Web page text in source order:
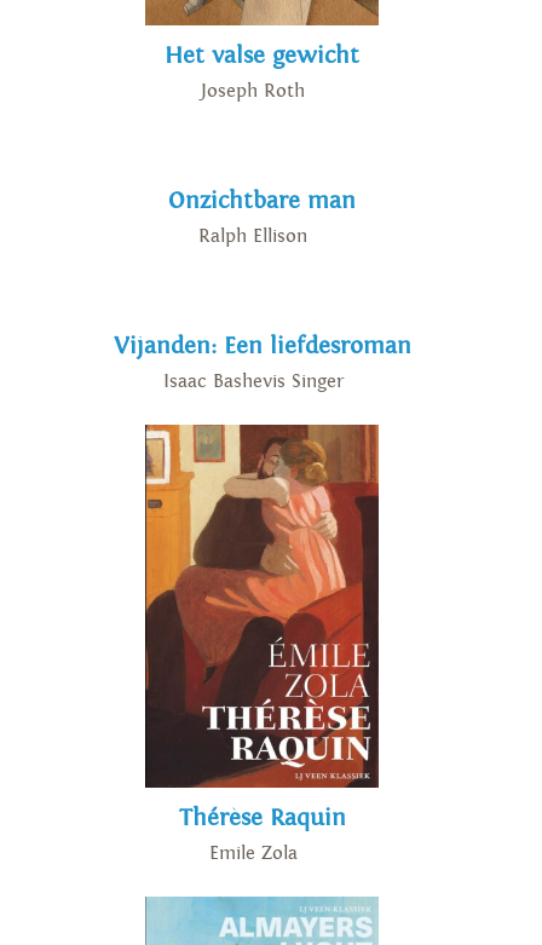
Het valse gewicht
Joseph Roth
Onzichtbare man
Ralph Ellison
Vijanden: Een liefdesroman
Isaac Bashevis Singer
Thérèse Raquin
Emile Zola